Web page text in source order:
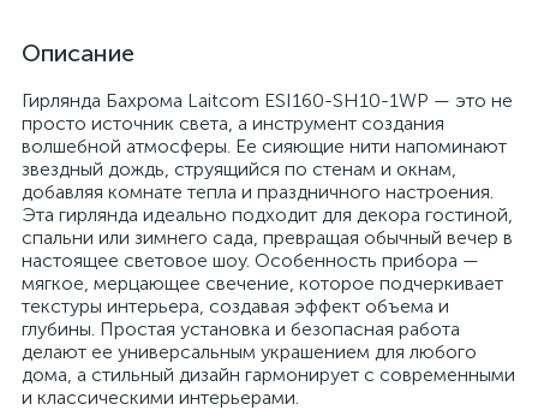
Описание
Гирлянда Бахрома Laitcom ESI160-SH10-1WP — это не
просто источник света, а инструмент создания
волшебной атмосферы. Ее сияющие нити напоминают
звездный дождь, струящийся по стенам и окнам,
добавляя комнате тепла и праздничного настроения.
Эта гирлянда идеально подходит для декора гостиной,
спальни или зимнего сада, превращая обычный вечер в
настоящее световое шоу. Особенность прибора —
мягкое, мерцающее свечение, которое подчеркивает
текстуры интерьера, создавая эффект объема и
глубины. Простая установка и безопасная работа
делают ее универсальным украшением для любого
дома, а стильный дизайн гармонирует с современными
и классическими интерьерами.